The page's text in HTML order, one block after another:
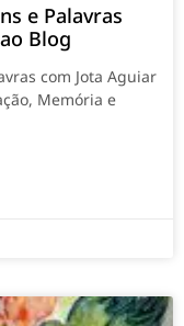
e Palavras
Blog
com Jota Aguiar
Memória e